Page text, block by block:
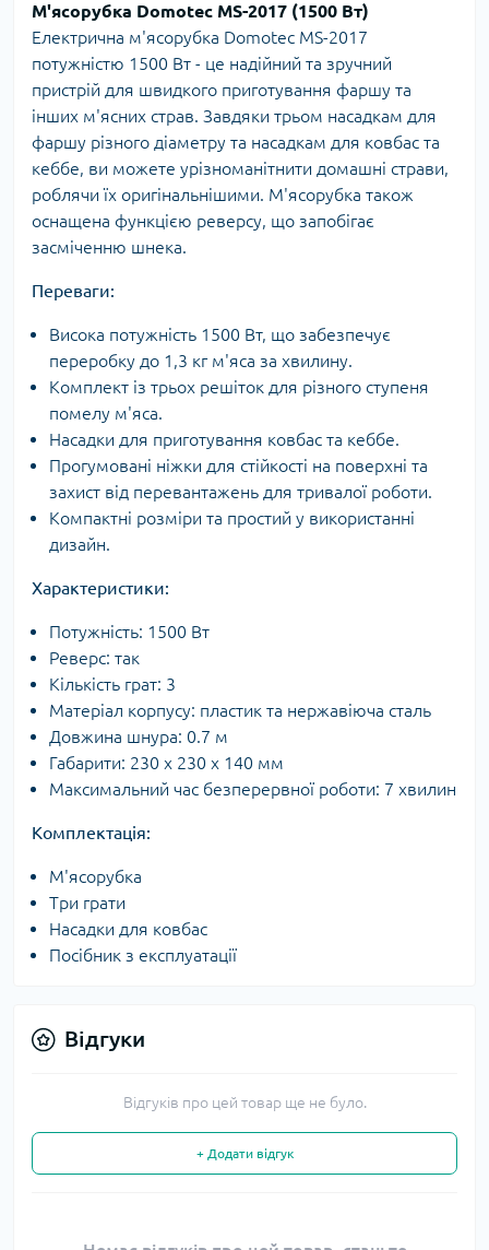
М'ясорубка Domotec MS-2017 (1500 Вт)
Електрична м'ясорубка Domotec MS-2017
потужністю 1500 Вт - це надійний та зручний
пристрій для швидкого приготування фаршу та
інших м'ясних страв. Завдяки трьом насадкам для
фаршу різного діаметру та насадкам для ковбас та
кеббе, ви можете урізноманітнити домашні страви,
роблячи їх оригінальнішими. М'ясорубка також
оснащена функцією реверсу, що запобігає
засміченню шнека.
Переваги:
Висока потужність 1500 Вт, що забезпечує
переробку до 1,3 кг м'яса за хвилину.
Комплект із трьох решіток для різного ступеня
помелу м'яса.
Насадки для приготування ковбас та кеббе.
Прогумовані ніжки для стійкості на поверхні та
захист від перевантажень для тривалої роботи.
Компактні розміри та простий у використанні
дизайн.
Характеристики:
Потужність: 1500 Вт
Реверс: так
Кількість грат: 3
Матеріал корпусу: пластик та нержавіюча сталь
Довжина шнура: 0.7 м
Габарити: 230 х 230 х 140 мм
Максимальний час безперервної роботи: 7 хвилин
Комплектація:
М'ясорубка
Три грати
Насадки для ковбас
Посібник з експлуатації
Відгуки
Відгуків про цей товар ще не було.
+ Додати відгук